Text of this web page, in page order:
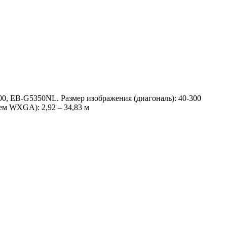
EB-G5350NL. Размер изображения (диагональ): 40-300
WXGA): 2,92 – 34,83 м